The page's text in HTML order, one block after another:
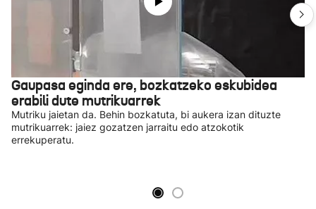
Gaupasa eginda ere, bozkatzeko eskubidea
erabili dute mutrikuarrek
Mutriku jaietan da. Behin bozkatuta, bi aukera izan dituzte
mutrikuarrek: jaiez gozatzen jarraitu edo atzokotik
errekuperatu.